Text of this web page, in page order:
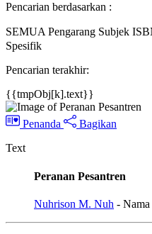
Pencarian berdasarkan :
SEMUA Pengarang Subjek
Spesifik
Pencarian terakhir:
{{tmpObj[k].text}}
Penanda
Bagikan
Text
Peranan Pesantren
Nuhrison M. Nuh -